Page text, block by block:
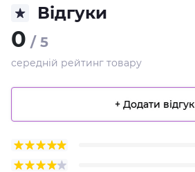
Відгуки
0 / 5
середній рейтинг товару
+ Додати відгук